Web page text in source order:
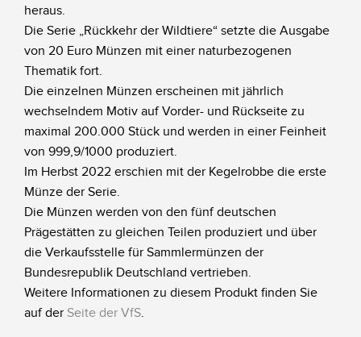
heraus.
Die Serie „Rückkehr der Wildtiere“ setzte die Ausgabe
von 20 Euro Münzen mit einer naturbezogenen
Thematik fort.
Die einzelnen Münzen erscheinen mit jährlich
wechselndem Motiv auf Vorder- und Rückseite zu
maximal 200.000 Stück und werden in einer Feinheit
von 999,9/1000 produziert.
Im Herbst 2022 erschien mit der Kegelrobbe die erste
Münze der Serie.
Die Münzen werden von den fünf deutschen
Prägestätten zu gleichen Teilen produziert und über
die Verkaufsstelle für Sammlermünzen der
Bundesrepublik Deutschland vertrieben.
Weitere Informationen zu diesem Produkt finden Sie
auf der Seite der VfS.